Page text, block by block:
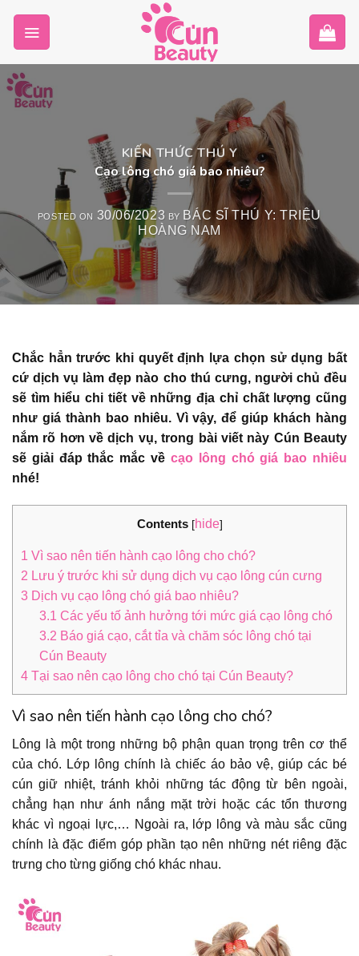
content
KIẾN THỨC THÚ Y
Cạo lông chó giá bao nhiêu?
POSTED ON 30/06/2023 BY BÁC SĨ THÚ Y: TRIỆU
HOÀNG NAM
Chắc hẳn trước khi quyết định lựa chọn sử dụng bất
cứ dịch vụ làm đẹp nào cho thú cưng, người chủ đều
sẽ tìm hiểu chi tiết về những địa chỉ chất lượng cũng
như giá thành bao nhiêu. Vì vậy, để giúp khách hàng
nắm rõ hơn về dịch vụ, trong bài viết này Cún Beauty
sẽ giải đáp thắc mắc về cạo lông chó giá bao nhiêu
nhé!
Contents [hide]
1 Vì sao nên tiến hành cạo lông cho chó?
2 Lưu ý trước khi sử dụng dịch vụ cạo lông cún cưng
3 Dịch vụ cạo lông chó giá bao nhiêu?
3.1 Các yếu tố ảnh hưởng tới mức giá cạo lông chó
3.2 Báo giá cạo, cắt tỉa và chăm sóc lông chó tại
Cún Beauty
4 Tại sao nên cạo lông cho chó tại Cún Beauty?
Vì sao nên tiến hành cạo lông cho chó?
Lông là một trong những bộ phận quan trọng trên cơ thể
của chó. Lớp lông chính là chiếc áo bảo vệ, giúp các bé
cún giữ nhiệt, tránh khỏi những tác động từ bên ngoài,
chẳng hạn như ánh nắng mặt trời hoặc các tổn thương
khác vì ngoại lực,… Ngoài ra, lớp lông và màu sắc cũng
chính là đặc điểm góp phần tạo nên những nét riêng đặc
trưng cho từng giống chó khác nhau.